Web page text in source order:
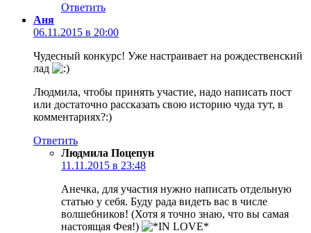
Ответить
Аня
06.11.2015 в 20:00
Чудесный конкурс! Уже настраивает на рождественский
лад
Людмила, чтобы принять участие, надо написать пост
или достаточно рассказать свою историю чуда тут, в
комментариях?:)
Ответить
Людмила Поцепун
11.11.2015 в 23:48
Анечка, для участия нужно написать отдельную
статью у себя. Буду рада видеть вас в числе
волшебников! (Хотя я точно знаю, что вы самая
настоящая Фея!)